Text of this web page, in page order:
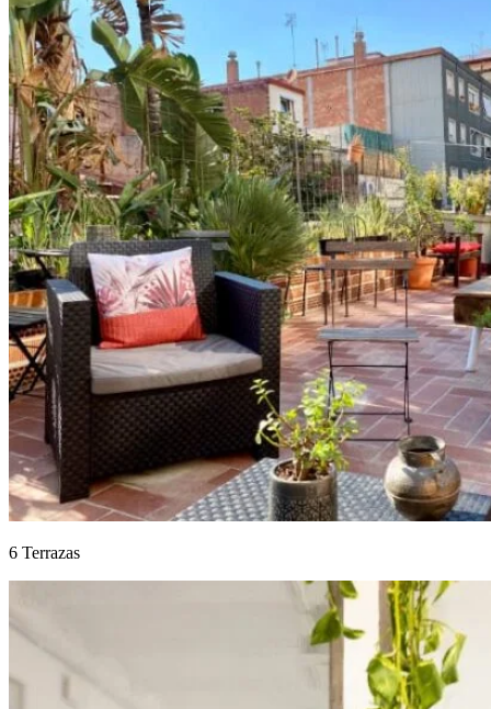
6 Terrazas